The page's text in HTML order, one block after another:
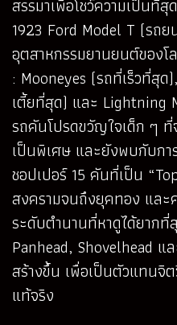
สรรมาเพื่อโชว์ความเป็นที่
1923 Ford Model T (รถ
อุตสาหกรรมยานยนต์ของ
: Mooneyes (รถที่เร็วที่สุ
เตี้ยที่สุด) และ Lightning
รถคันโปรดขวัญใจเด็ก ๆ
เป็นพิเศษ และยังพบกับก
ชอปเปอร์ 15 คันที่เป็น
สงครามจนถึงยุคทอง และ
ระดับตำนานที่หาดูได้ยาก
Panhead, Shovelhead
สร้างขึ้น เพื่อเป็นตัวแทนจิ
แท้จริง